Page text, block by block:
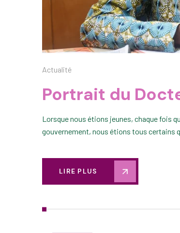
Actualité
Portrait du
Lorsque nous étions jeunes, chaque fois
gouvernement, nous étions tous certains
LIRE PLUS